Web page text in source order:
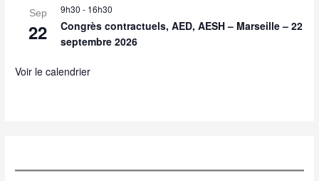
Sep
22
9h30 - 16h30
Congrès contractuels, AED, AESH – Marseille – 22
septembre 2026
Voir le calendrier